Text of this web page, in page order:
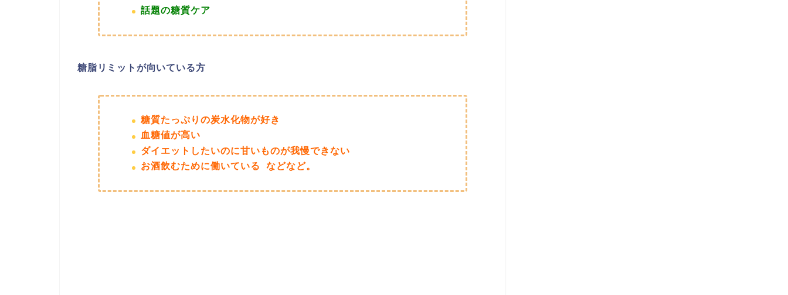
話題の糖質ケア
糖脂リミットが向いている方
糖質たっぷりの炭水化物が好き
血糖値が高い
ダイエットしたいのに甘いものが我慢できない
お酒飲むために働いている などなど。